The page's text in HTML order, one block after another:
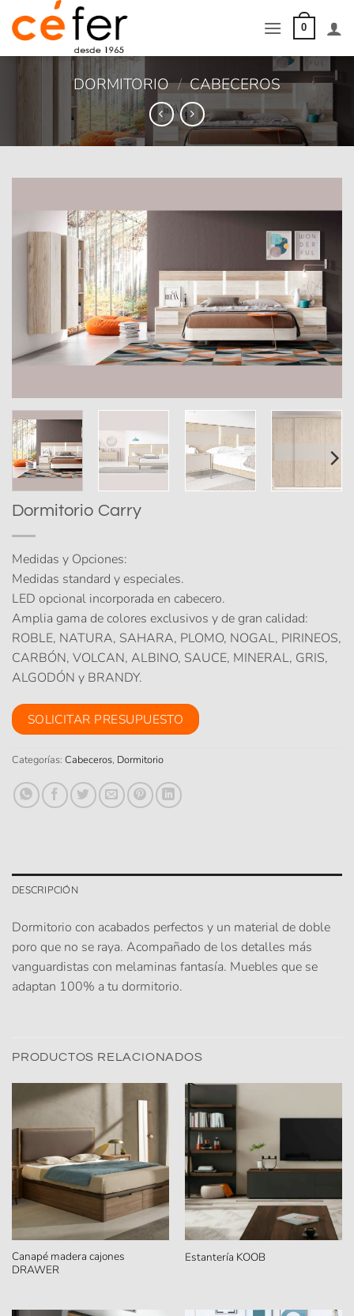
0
DORMITORIO / CABECEROS
Dormitorio Carry
Medidas y Opciones:
Medidas standard y especiales.
LED opcional incorporada en cabecero.
Amplia gama de colores exclusivos y de gran calidad:
ROBLE, NATURA, SAHARA, PLOMO, NOGAL, PIRINEOS,
CARBÓN, VOLCAN, ALBINO, SAUCE, MINERAL, GRIS,
ALGODÓN y BRANDY.
SOLICITAR PRESUPUESTO
Categorías: Cabeceros, Dormitorio
DESCRIPCIÓN
Dormitorio con acabados perfectos y un material de doble
poro que no se raya. Acompañado de los detalles más
vanguardistas con melaminas fantasía. Muebles que se
adaptan 100% a tu dormitorio.
PRODUCTOS RELACIONADOS
Canapé madera cajones
DRAWER
Estantería KOOB